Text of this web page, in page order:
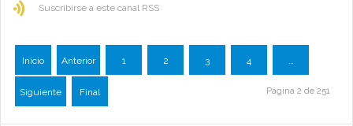
Suscribirse a este canal RSS
Inicio Anterior 1 2 3 4
Siguiente Final Página 2 de 251